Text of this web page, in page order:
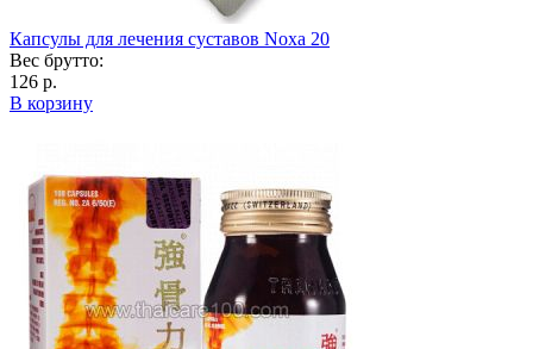
Капсулы для лечения суставов Noxa 20
Вес брутто:
126 р.
В корзину